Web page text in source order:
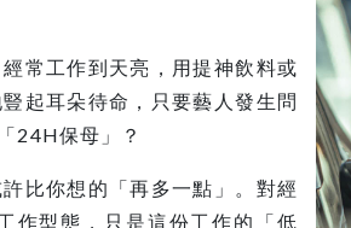
常工作到天亮，用提神飲料或
起耳朵待命，只要藝人發生問
24H保母」？
比你想的「再多一點」。對經
作型態，只是這份工作的「低